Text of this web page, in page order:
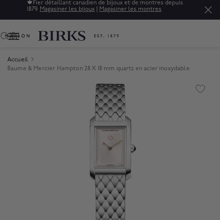
🍁 Fier détaillant canadien de bijoux et de montres depuis
1879. Magasiner les bijoux Magasiner les montres
0
Accueil
Baume & Mercier Hampton 28 X 18 mm quartz en acier inoxydable